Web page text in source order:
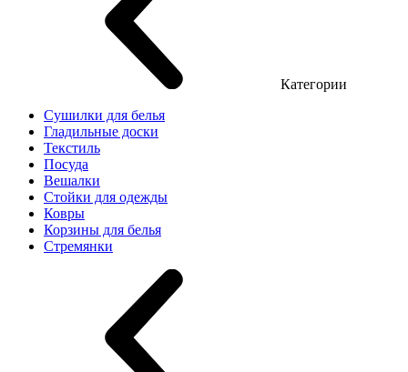
Категории
Сушилки для белья
Гладильные доски
Текстиль
Посуда
Вешалки
Стойки для одежды
Ковры
Корзины для белья
Стремянки